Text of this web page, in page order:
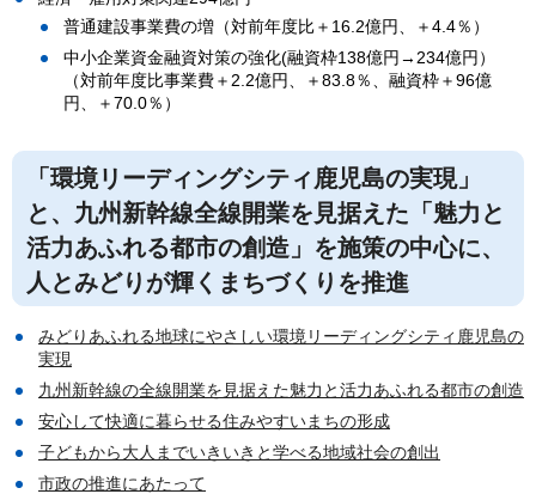
普通建設事業費の増（対前年度比＋16.2億円、＋4.4％）
中小企業資金融資対策の強化(融資枠138億円→234億円）
（対前年度比事業費＋2.2億円、＋83.8％、融資枠＋96億
円、＋70.0％）
「環境リーディングシティ鹿児島の実現」
と、九州新幹線全線開業を見据えた「魅力と
活力あふれる都市の創造」を施策の中心に、
人とみどりが輝くまちづくりを推進
みどりあふれる地球にやさしい環境リーディングシティ鹿児島の
実現
九州新幹線の全線開業を見据えた魅力と活力あふれる都市の創造
安心して快適に暮らせる住みやすいまちの形成
子どもから大人までいきいきと学べる地域社会の創出
市政の推進にあたって